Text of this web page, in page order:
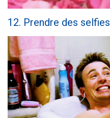
12. Prendre des selfies